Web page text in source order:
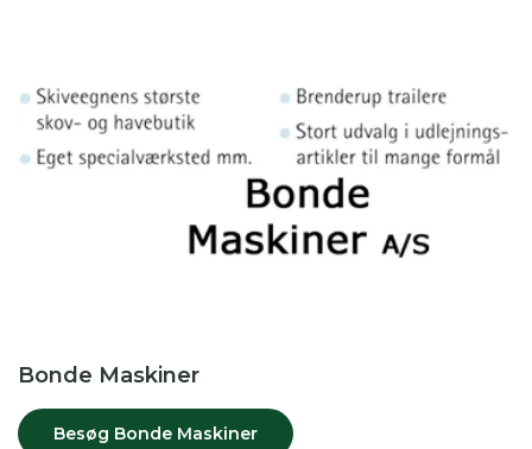
Bonde Maskiner
Besøg Bonde Maskiner